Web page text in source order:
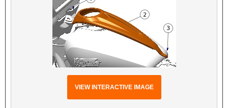
VIEW INTERACTIVE IMAGE